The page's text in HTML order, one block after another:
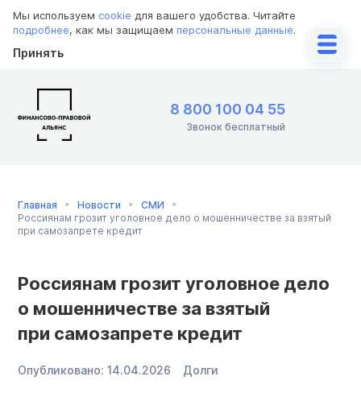
Мы используем cookie для вашего удобства. Читайте
подробнее, как мы защищаем персональные данные.
Принять
8 800 100 04 55
Звонок бесплатный
Главная Новости
СМИ
Россиянам грозит уголовное дело о мошенничестве за взятый
при самозапрете кредит
Россиянам грозит уголовное дело
о мошенничестве за взятый
при самозапрете кредит
Опубликовано: 14.04.2026 Долги